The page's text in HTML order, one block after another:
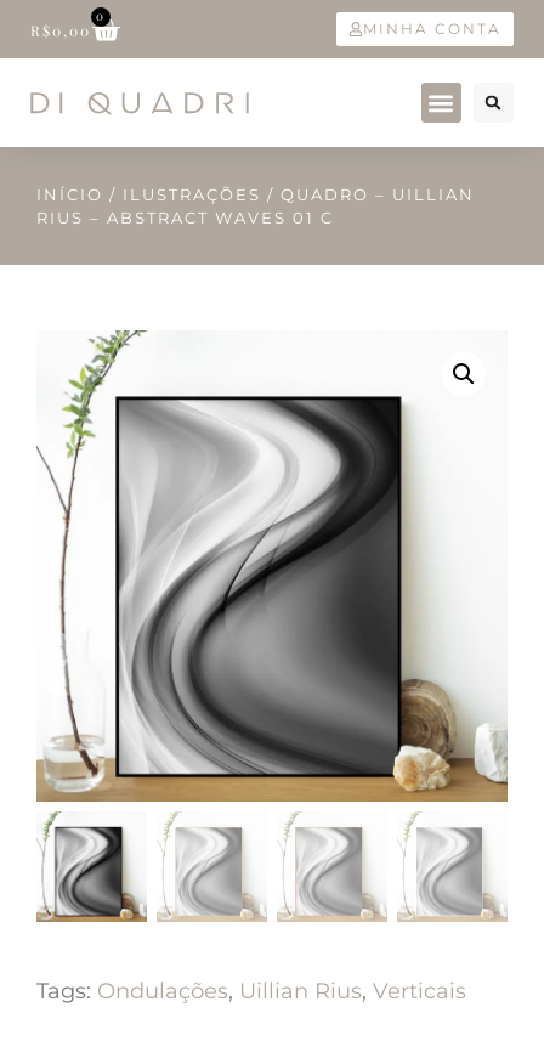
R$0,00
0
MINHA CONTA
INÍCIO / ILUSTRAÇÕES / QUADRO – UILLIAN
RIUS – ABSTRACT WAVES 01 C
Tags: Ondulações, Uillian Rius, Verticais